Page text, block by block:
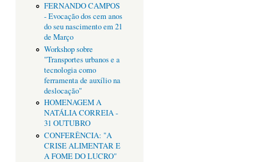
FERNANDO CAMPOS
- Evocação dos cem anos
do seu nascimento em 21
de Março
Workshop sobre
"Transportes urbanos e a
tecnologia como
ferramenta de auxílio na
deslocação"
HOMENAGEM A
NATÁLIA CORREIA -
31 OUTUBRO
CONFERÊNCIA: "A
CRISE ALIMENTAR E
A FOME DO LUCRO"